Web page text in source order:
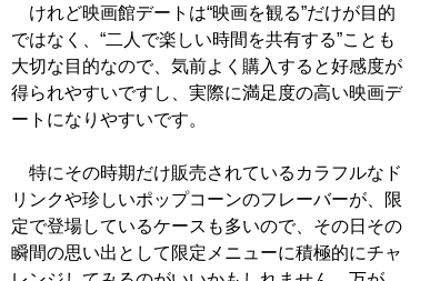
けれど映画館デートは“映画を観る”だけが目的
ではなく、“二人で楽しい時間を共有する”ことも
大切な目的なので、気前よく購入すると好感度が
得られやすいですし、実際に満足度の高い映画デ
ートになりやすいです。
特にその時期だけ販売されているカラフルなド
リンクや珍しいポップコーンのフレーバーが、限
定で登場しているケースも多いので、その日その
瞬間の思い出として限定メニューに積極的にチャ